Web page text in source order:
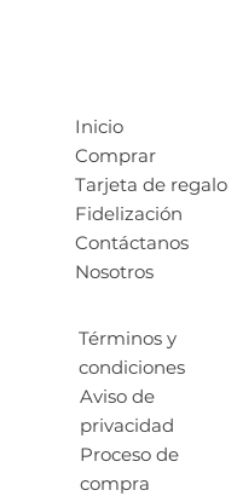
Inicio
Comprar
Tarjeta de regalo
Fidelización
Nosotros
Contáctanos
Términos y
condiciones
Aviso de
privacidad
Proceso de
compra